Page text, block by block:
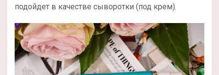
подойдет в качестве сыворотки (под крем).